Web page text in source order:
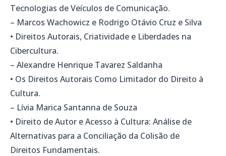
Tecnologias de Veículos de Comunicação.
– Marcos Wachowicz e Rodrigo Otávio Cruz e Silva
• Direitos Autorais, Criatividade e Liberdades na
Cibercultura.
– Alexandre Henrique Tavarez Saldanha
• Os Direitos Autorais Como Limitador do Direito à
Cultura.
– Lívia Marica Santanna de Souza
• Direito de Autor e Acesso à Cultura: Análise de
Alternativas para a Conciliação da Colisão de
Direitos Fundamentais.